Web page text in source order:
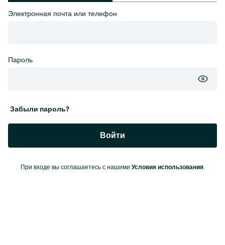
Электронная почта или телефон
Пароль
Забыли пароль?
Войти
При входе вы соглашаетесь с нашими Условия использования.